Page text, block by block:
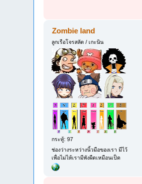
Zombie land
ลูกเรือโจรสลัด / เกะนิน
กระทู้: 97
ช่องว่างระหว่างนิ้วมือของเรา มีไว้
เพื่อไม่ไห้เรามีพังผืดเหมือนเป็ด